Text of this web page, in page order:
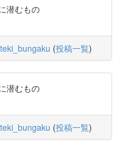
潜むもの
(投稿一覧)
潜むもの
(投稿一覧)